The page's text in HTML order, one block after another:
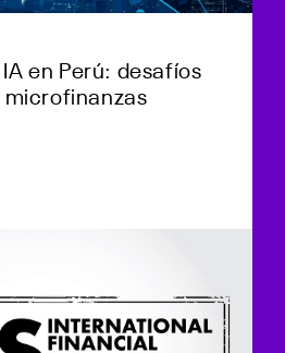
en Perú: desafíos